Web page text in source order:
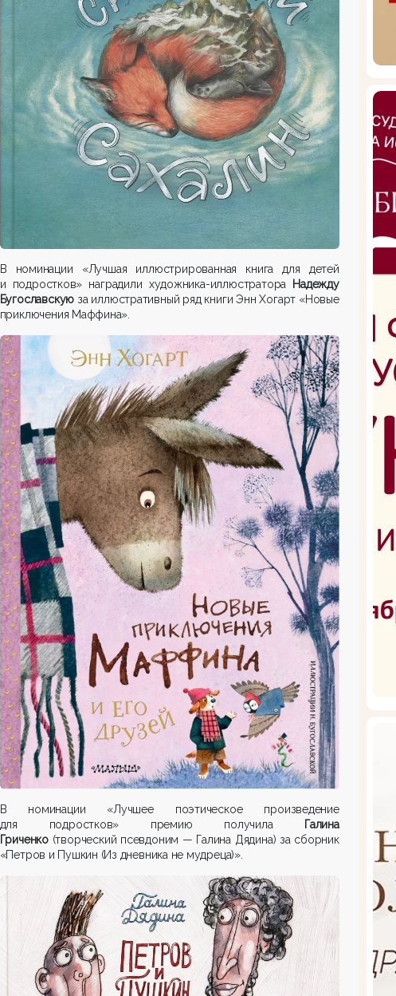
В номинации «Лучшая иллюстрированная книга для детей
и подростков» наградили художника-иллюстратора Надежду
Бугославскую за иллюстративный ряд книги Энн Хогарт «Новые
приключения Маффина».
В номинации «Лучшее поэтическое произведение
для подростков» премию получила Галина
Гриченко(творческий псевдоним — Галина Дядина) за сборник
«Петров и Пушкин (Из дневника не мудреца)».